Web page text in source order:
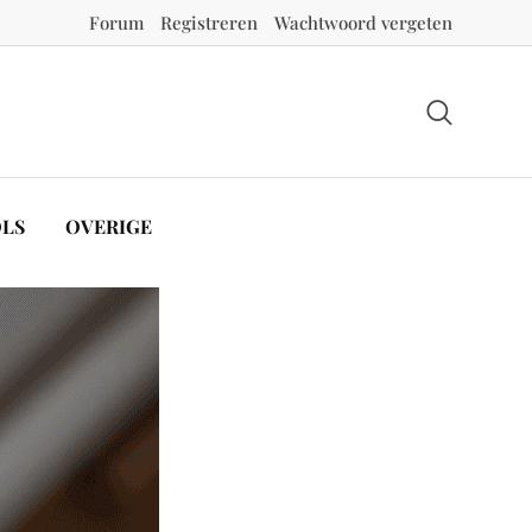
Forum Registreren Wachtwoord vergeten
OVERIGE